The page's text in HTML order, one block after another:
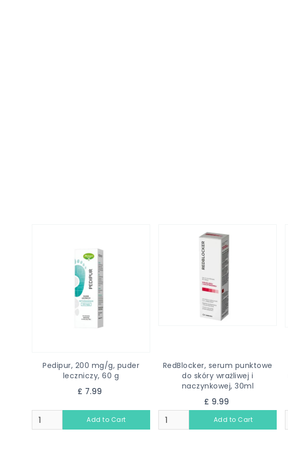
Pedipur, 200 mg/g, puder
leczniczy, 60 g
£ 7.99
RedBlocker, serum punktowe
do skóry wrażliwej i
naczynkowej, 30ml
£ 9.99